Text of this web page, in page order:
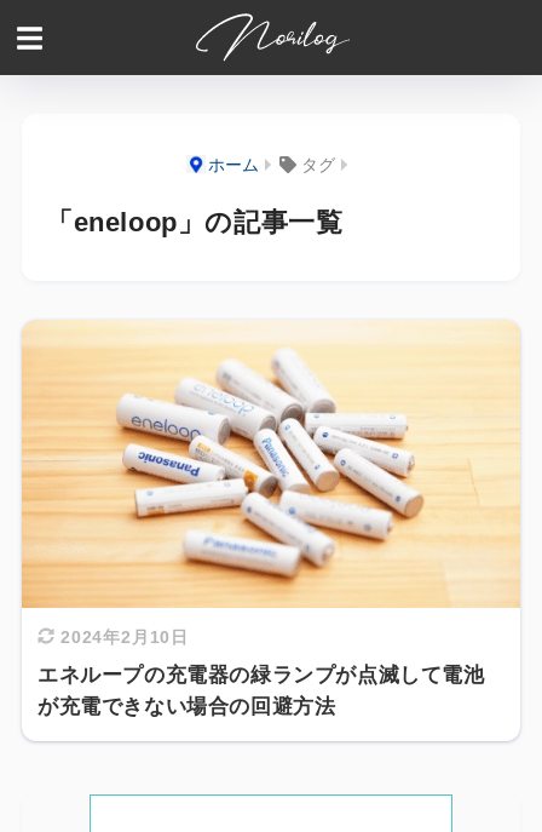
ホーム タグ
「eneloop」の記事一覧
2024年2月10日
エネループの充電器の緑ランプが点滅して電池
が充電できない場合の回避方法